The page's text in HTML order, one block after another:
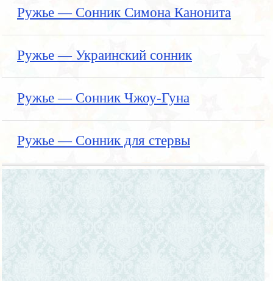
Ружье — Сонник Симона Канонита
Ружье — Украинский сонник
Ружье — Сонник Чжоу-Гуна
Ружье — Сонник для стервы